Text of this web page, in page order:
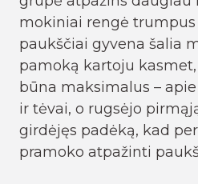
mokiniai rengė
paukščiai gyvena šalia
pamoką kartoju
būna maksimalus –
ir tėvai, o rugsėjo
girdėjęs padėką, kad
pramoko atpažinti